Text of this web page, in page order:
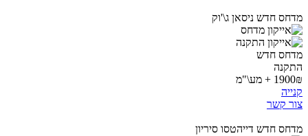
מדחס חדש ניסאן ג\'וק
מדחס חדש
התקנה
1900₪ + מע\"מ
קנייה
צור קשר
מדחס חדש דייהטסו סיריון